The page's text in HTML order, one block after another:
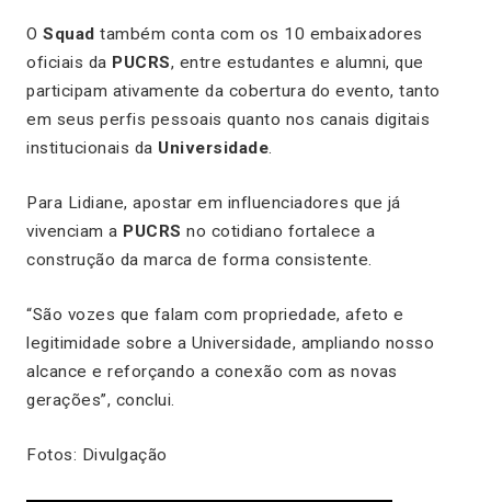
O Squad também conta com os 10 embaixadores
oficiais da PUCRS, entre estudantes e alumni, que
participam ativamente da cobertura do evento, tanto
em seus perfis pessoais quanto nos canais digitais
institucionais da Universidade.
Para Lidiane, apostar em influenciadores que já
vivenciam a PUCRS no cotidiano fortalece a
construção da marca de forma consistente.
“São vozes que falam com propriedade, afeto e
legitimidade sobre a Universidade, ampliando nosso
alcance e reforçando a conexão com as novas
gerações”, conclui.
Fotos: Divulgação